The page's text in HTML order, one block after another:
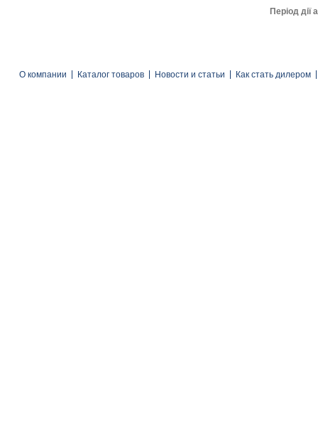
Період дії
О компании Каталог товаров Новости и статьи Как стать дилером